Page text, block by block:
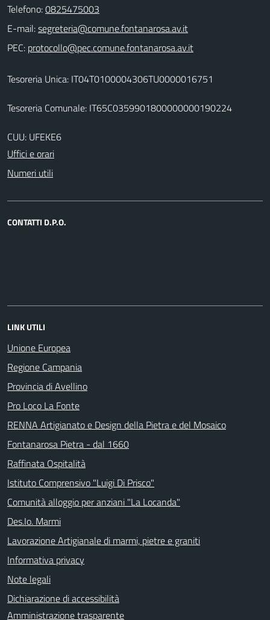
Telefono:0825475003
E-mail:
PEC:
Tesoreria Unica: IT04T0100004306TU0000016751
Tesoreria Comunale: IT65C0359901800000000190224
CUU: UFEKE6
Uffici e orari
Numeri utili
CONTATTI D.P.O.
LINK UTILI
Unione Europea
Regione Campania
Provincia di Avellino
Pro Loco La Fonte
RENNA Artigianato e Design della Pietra e del Mosaico
Fontanarosa Pietra - dal 1660
Raffinata Ospitalità
Istituto Comprensivo "Luigi Di Prisco"
Comunità alloggio per anziani "La Locanda"
Des.Io. Marmi
Lavorazione Artigianale di marmi, pietre e graniti
Informativa privacy
Note legali
Dichiarazione di accessibilità
Amministrazione trasparente